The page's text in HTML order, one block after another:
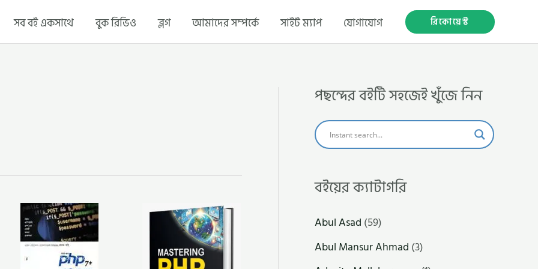
সব বই একসাথে বুক রিভিও ব্লগ আমাদের সম্পর্কে সাইট ম্যাপ যোগাযোগ রিকোয়েস্ট
সবার
জন্য
পি
এইচ
পি
প্রোগ্রামিং
মাস্টারিং
পিএইচপি (হার্ডকভার)
নতুনদের
জন্য
প্রফেশনাল
পিএইচপি
এক্সপার্ট
পছন্দের বইটি সহজেই খুঁজে নিন
বইয়ের ক্যাটাগরি
Abul Asad (59)
Abul Mansur Ahmad (3)